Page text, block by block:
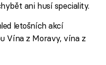
ani husí speciality.
letošních akcí
Vína z Moravy, vína z